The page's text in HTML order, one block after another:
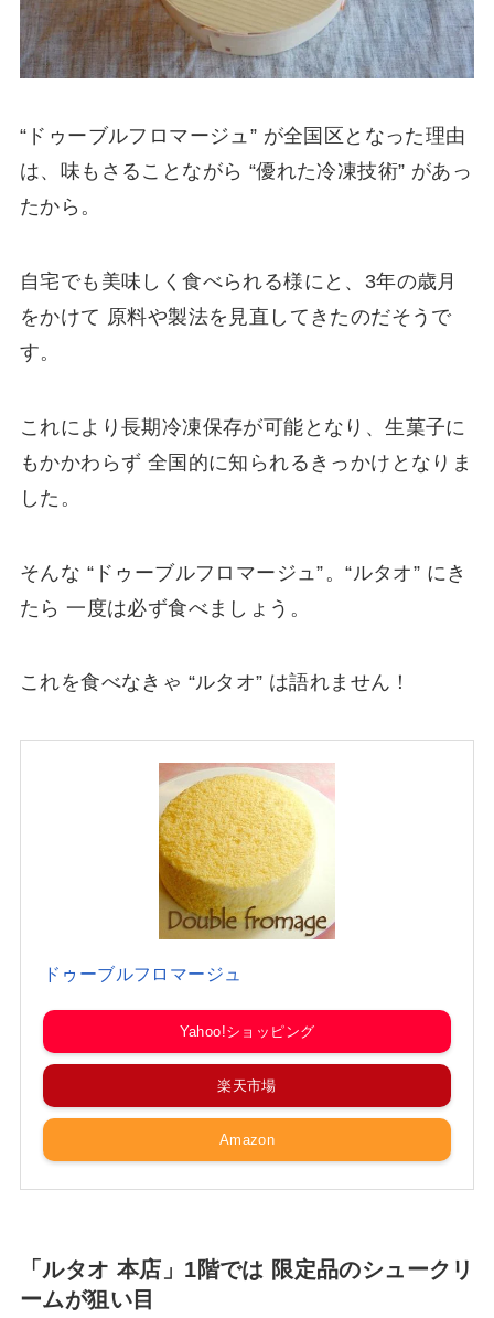
“ドゥーブルフロマージュ” が全国区となった理由
は、味もさることながら “優れた冷凍技術” があっ
たから。
自宅でも美味しく食べられる様にと、3年の歳月
をかけて 原料や製法を見直してきたのだそうで
す。
これにより長期冷凍保存が可能となり、生菓子に
もかかわらず 全国的に知られるきっかけとなりま
した。
そんな “ドゥーブルフロマージュ” 。“ルタオ” にき
たら 一度は必ず食べましょう。
これを食べなきゃ “ルタオ” は語れません！
ドゥーブルフロマージュ
Yahoo!ショッピング
楽天市場
Amazon
「ルタオ 本店」1階では 限定品のシュークリ
ームが狙い目